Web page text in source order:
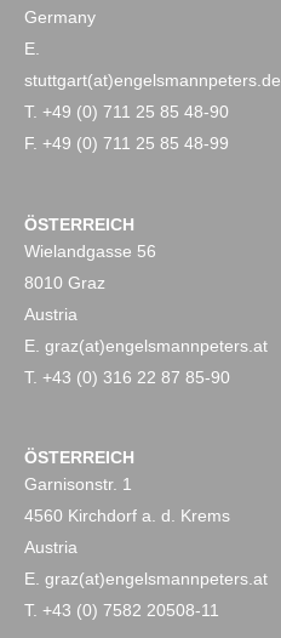
Germany
E.
stuttgart(at)engelsmannpeters.de
T. +49 (0) 711 25 85 48-90
F. +49 (0) 711 25 85 48-99
ÖSTERREICH
Wielandgasse 56
8010 Graz
Austria
E. graz(at)engelsmannpeters.at
T. +43 (0) 316 22 87 85-90
ÖSTERREICH
Garnisonstr. 1
4560 Kirchdorf a. d. Krems
Austria
E. graz(at)engelsmannpeters.at
T. +43 (0) 7582 20508-11